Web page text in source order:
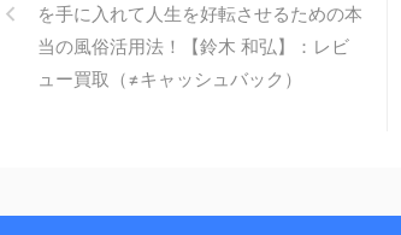
を手に入れて人生を好転させるための本
当の風俗活用法！【鈴木 和弘】：レビ
ュー買取（≠キャッシュバック）